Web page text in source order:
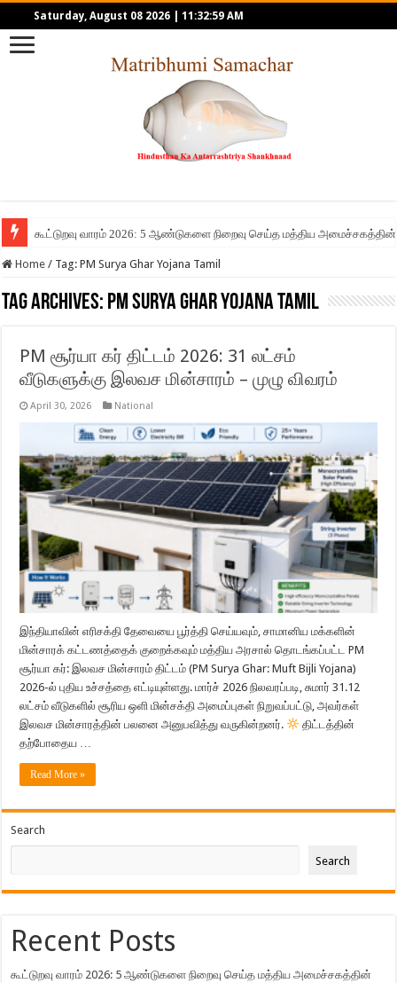
Saturday, August 08 2026 11:32:59 AM
கூட்டுறவு வாரம் 2026: 5 ஆண்டுகளை நிறைவு செய்த மத்திய அமைச்சகத்தின்
Home / Tag:PM Surya Ghar Yojana Tamil
Tag Archives: PM Surya Ghar Yojana Tamil
PM சூர்யா கர் திட்டம் 2026: 31 லட்சம்
வீடுகளுக்கு இலவச மின்சாரம் – முழு விவரம்
April 30, 2026 National
இந்தியாவின் எரிசக்தி தேவையை பூர்த்தி செய்யவும், சாமானிய மக்களின்
மின்சாரக் கட்டணத்தைக் குறைக்கவும் மத்திய அரசால் தொடங்கப்பட்ட PM
சூர்யா கர்: இலவச மின்சாரம் திட்டம் (PM Surya Ghar: Muft Bijli Yojana)
2026-ல் புதிய உச்சத்தை எட்டியுள்ளது. மார்ச் 2026 நிலவரப்படி, சுமார் 31.12
லட்சம் வீடுகளில் சூரிய ஒளி மின்சக்தி அமைப்புகள் நிறுவப்பட்டு, அவர்கள்
இலவச மின்சாரத்தின் பலனை அனுபவித்து வருகின்றனர்.
திட்டத்தின்
தற்போதைய …
Read More »
Search
Search
Recent Posts
கூட்டுறவு வாரம் 2026: 5 ஆண்டுகளை நிறைவு செய்த மத்திய அமைச்சகத்தின்